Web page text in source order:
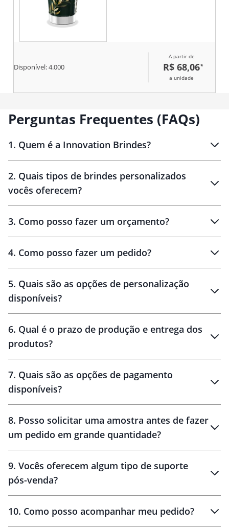
Disponível:4.000
A partir de
R$ 68,06*
a unidade
Perguntas Frequentes (FAQs)
1. Quem é a Innovation Brindes?
Brindes personalizados
2. Quais tipos de brindes personalizados
vocês oferecem?
personalizados
3. Como posso fazer um orçamento?
brinde
personalização
4. Como posso fazer um pedido?
amostra virtual
5. Quais são as opções de personalização
disponíveis?
6. Qual é o prazo de produção e entrega dos
produtos?
10 dias
brinde
48 horas
7. Quais são as opções de pagamento
disponíveis?
8. Posso solicitar uma amostra antes de fazer
um pedido em grande quantidade?
amostras
9. Vocês oferecem algum tipo de suporte
pós-venda?
10. Como posso acompanhar meu pedido?